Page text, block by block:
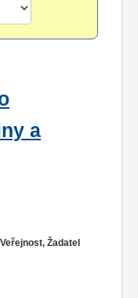
a
Veřejnost, Žadatel